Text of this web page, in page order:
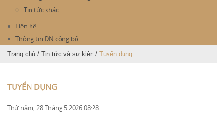
Tin tức khác
Liên hệ
Thông tin DN công bố
Trang chủ / Tin tức và sự kiện / Tuyển dụng
TUYỂN DỤNG
Thứ năm, 28 Tháng 5 2026 08:28